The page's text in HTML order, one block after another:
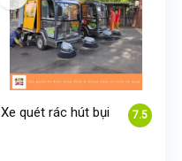
7.5
Xe quét rác hút bụi